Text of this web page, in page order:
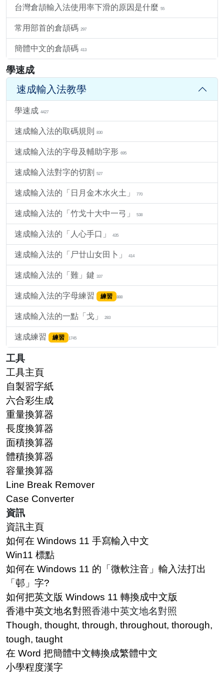
台灣倉頡輸入法使用率下滑的原因是什麼 55
常用部首的倉頡碼 297
簡體中文的倉頡碼 413
學速成
速成輸入法教學
學速成 4427
速成輸入法的取碼規則 830
速成輸入法的字母及輔助字形 695
速成輸入法對字的切割 527
速成輸入法的「日月金木水火土」 770
速成輸入法的「竹戈十大中一弓」 538
速成輸入法的「人心手口」 435
速成輸入法的「尸廿山女田卜」 414
速成輸入法的「難」鍵 337
速成輸入法的字母練習 練習 888
速成輸入法的一點「戈」 283
速成練習 練習 1745
工具
工具主頁
自製習字紙
六合彩生成
重量換算器
長度換算器
面積換算器
體積換算器
容量換算器
Line Break Remover
Case Converter
資訊
資訊主頁
如何在 Windows 11 手寫輸入中文
Win11 標點
如何在 Windows 11 的「微軟注音」輸入法打出
「邨」字?
如何把英文版 Windows 11 轉換成中文版
香港中英文地名對照香港中英文地名對照
Though, thought, through, throughout, thorough,
tough, taught
在 Word 把簡體中文轉換成繁體中文
小學程度漢字